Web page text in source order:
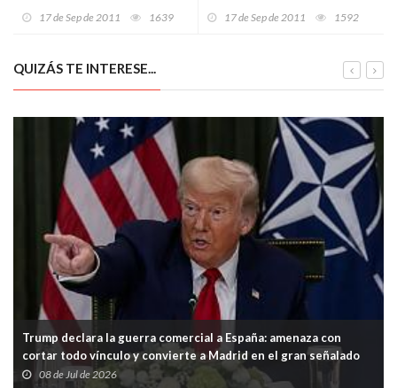
Experimental Off Shore
17 de Sep de 2011 1639 17 de Sep de 2011 1592
QUIZÁS TE INTERESE...
Trump declara la guerra comercial a España: amenaza con
cortar todo vínculo y convierte a Madrid en el gran señalado
de la OTAN
08 de Jul de 2026